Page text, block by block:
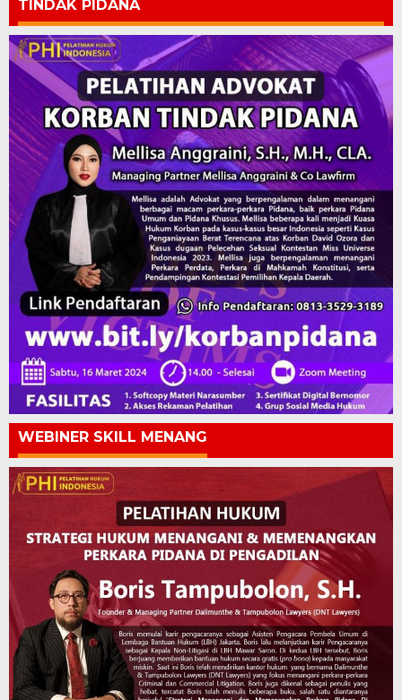
TINDAK PIDANA
WEBINER SKILL MENANG